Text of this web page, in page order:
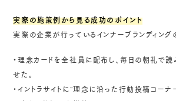
実際の施策例から見る成功のポイント
実際の企業が行っているインナーブランディング
・理念カードを全社員に配布し、毎日の朝礼で
せた。
・イントラサイトに“理念に沿った行動投稿コーナ